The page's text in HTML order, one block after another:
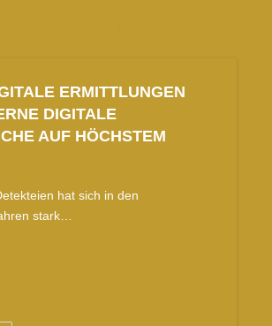
ERMITTLUNGEN
DIGITALE
AUF HÖCHSTEM
hat sich in den
stark…